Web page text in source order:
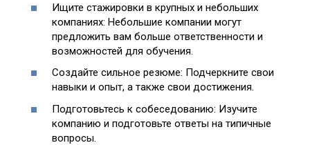
Ищите стажировки в крупных и небольших
компаниях: Небольшие компании могут
предложить вам больше ответственности и
возможностей для обучения.
Создайте сильное резюме: Подчеркните свои
навыки и опыт, а также свои достижения.
Подготовьтесь к собеседованию: Изучите
компанию и подготовьте ответы на типичные
вопросы.